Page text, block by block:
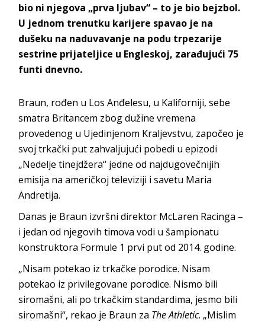
bio ni njegova „prva ljubav“ – to je bio bejzbol.
U jednom trenutku karijere spavao je na
dušeku na naduvavanje na podu trpezarije
sestrine prijateljice u Engleskoj, zarađujući 75
funti dnevno.
Braun, rođen u Los Anđelesu, u Kaliforniji, sebe
smatra Britancem zbog dužine vremena
provedenog u Ujedinjenom Kraljevstvu, započeo je
svoj trkački put zahvaljujući pobedi u epizodi
„Nedelje tinejdžera“ jedne od najdugovečnijih
emisija na američkoj televiziji i savetu Maria
Andretija.
Danas je Braun izvršni direktor McLaren Racinga –
i jedan od njegovih timova vodi u šampionatu
konstruktora Formule 1 prvi put od 2014. godine.
„Nisam potekao iz trkačke porodice. Nisam
potekao iz privilegovane porodice. Nismo bili
siromašni, ali po trkačkim standardima, jesmo bili
siromašni“, rekao je Braun za The Athletic. „Mislim